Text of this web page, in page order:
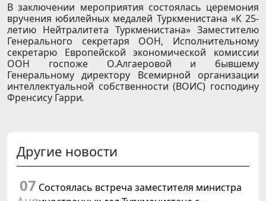
В заключении мероприятия состоялась церемония
вручения юбилейных медалей Туркменистана «К 25-
летию Нейтралитета Туркменистана» Заместителю
Генерального секретаря ООН, Исполнительному
секретарю Европейской экономической комиссии
ООН госпоже О.Алгаеровой и бывшему
Генеральному директору Всемирной организации
интеллектуальной собственности (ВОИС) господину
Френсису Гарри.
Другие новости
07 Состоялась встреча заместителя министра